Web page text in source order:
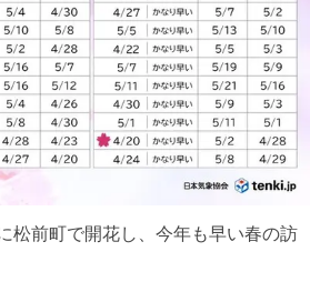
松前町で開花し、今年も早い春の訪